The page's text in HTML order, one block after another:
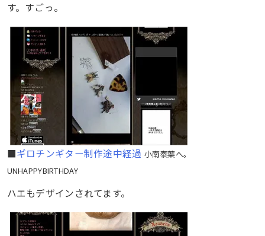
す。すごっ。
■ギロチンギター制作途中経過 小南泰葉へ。
UNHAPPYBIRTHDAY
ハエもデザインされてます。